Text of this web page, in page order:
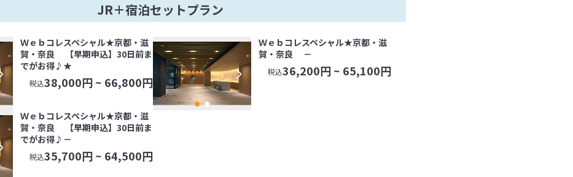
JR＋宿泊セットプラン
Ｗｅｂコレスペシャル★京都・滋
賀・奈良 【早期申込】30日前ま
でがお得♪★
税込38,000円 ~ 66,800円
Ｗｅｂコレスペシャル★京都・滋
賀・奈良 －
税込36,200円 ~ 65,100円
Ｗｅｂコレスペシャル★京都・滋
賀・奈良 【早期申込】30日前ま
でがお得♪－
税込35,700円 ~ 64,500円